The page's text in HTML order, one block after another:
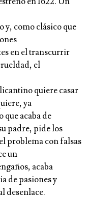
y, como clásico que
en el transcurrir
el
quiere casar
ya
que acaba de
padre, pide los
problema con falsas
un
acaba
de pasiones y
desenlace.